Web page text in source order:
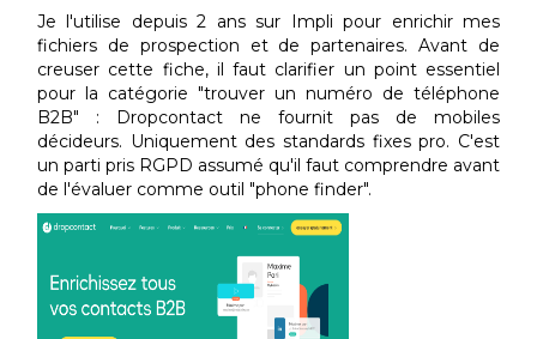
Je l'utilise depuis 2 ans sur Impli pour enrichir mes
fichiers de prospection et de partenaires. Avant de
creuser cette fiche, il faut clarifier un point essentiel
pour la catégorie "trouver un numéro de téléphone
B2B" : Dropcontact ne fournit pas de mobiles
décideurs. Uniquement des standards fixes pro. C'est
un parti pris RGPD assumé qu'il faut comprendre avant
de l'évaluer comme outil "phone finder".